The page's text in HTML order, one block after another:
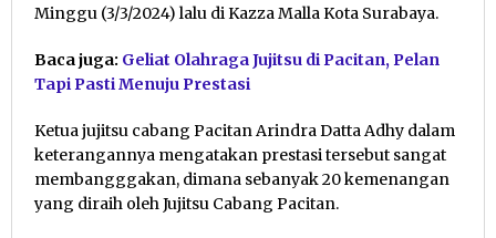
Minggu (3/3/2024) lalu di Kazza Malla Kota Surabaya.
Baca juga: Geliat Olahraga Jujitsu di Pacitan, Pelan
Tapi Pasti Menuju Prestasi
Ketua jujitsu cabang Pacitan Arindra Datta Adhy dalam
keterangannya mengatakan prestasi tersebut sangat
membangggakan, dimana sebanyak 20 kemenangan
yang diraih oleh Jujitsu Cabang Pacitan.